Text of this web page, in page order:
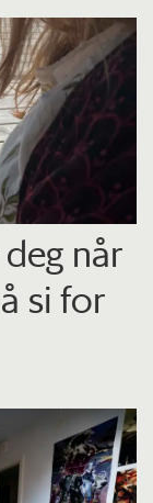
når
si for